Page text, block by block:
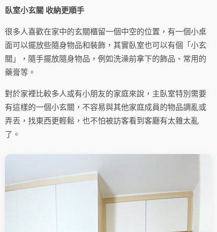
臥室小玄關 收納更順手
很多人喜歡在家中的玄關櫃留一個中空的位置，有一個小桌
面可以擺放些隨身物品和裝飾，其實臥室也可以有個「小玄
關」，隨手擺放隨身物品，例如洗澡前拿下的飾品、常用的
藥膏等。
對於家裡比較多人或有小朋友的家庭來說，主臥室特別需要
有這樣的一個小玄關，不容易與其他家庭成員的物品調亂或
弄丟，找東西更輕鬆，也不怕被訪客看到客廳有太雜太亂
了。